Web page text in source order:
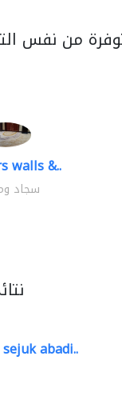
من نفس
walls &..
سجاد
abadi..